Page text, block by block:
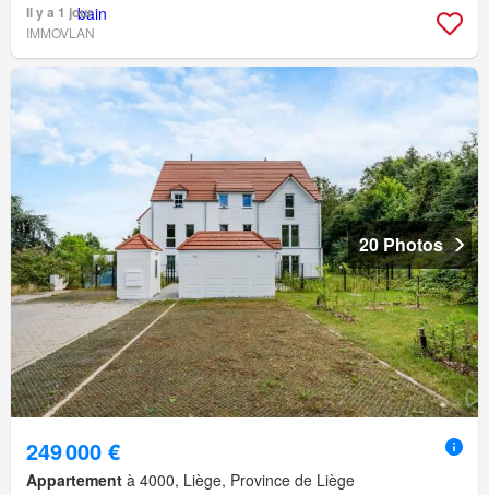
Il y a 1 jour
IMMOVLAN
20 Photos
249 000 €
Appartement à 4000, Liège, Province de Liège